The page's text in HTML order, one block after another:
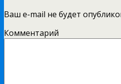
Ваш e-mail не будет
Комментарий